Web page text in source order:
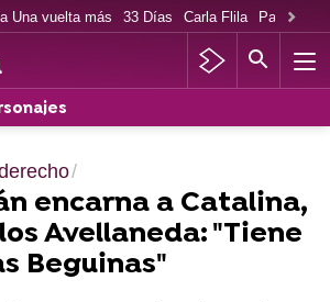
Una vuelta más 33 Días Carla Flila Paco
encarna a Catalina,
Avellaneda: "Tiene
Beguinas"